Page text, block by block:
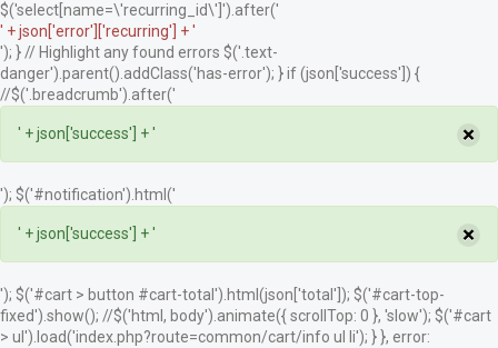
$('select[name=\'recurring_id\']').after('
' + json['error']['recurring'] + '
'); } // Highlight any found errors $('.text-
danger').parent().addClass('has-error'); } if (json['success']) {
//$('.breadcrumb').after('
' + json['success'] + ' ×
'); $('#notification').html('
' + json['success'] + ' ×
'); $('#cart > button #cart-total').html(json['total']); $('#cart-top-
fixed').show(); //$('html, body').animate({ scrollTop: 0 }, 'slow'); $('#cart
> ul').load('index.php?route=common/cart/info ul li'); } }, error: